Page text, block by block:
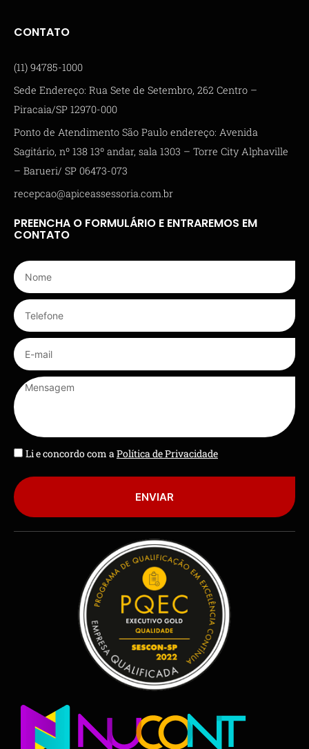
CONTATO
(11) 94785-1000
Sede Endereço: Rua Sete de Setembro, 262 Centro –
Piracaia/SP 12970-000
Ponto de Atendimento São Paulo endereço: Avenida
Sagitário, nº 138 13º andar, sala 1303 – Torre City Alphaville
– Barueri/ SP 06473-073
recepcao@apiceassessoria.com.br
PREENCHA O FORMULÁRIO E ENTRAREMOS EM
CONTATO
Li e concordo com aPolítica de Privacidade
ENVIAR